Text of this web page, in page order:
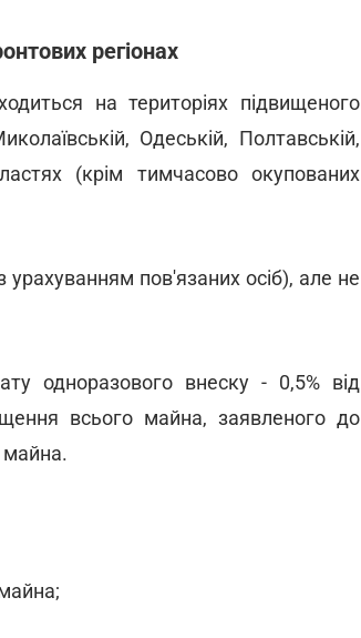
регіонах
на територіях підвищеного
Одеській, Полтавській,
(крім тимчасово окупованих
пов'язаних осіб), але не
одноразового внеску - 0,5% від
всього майна, заявленого до
майна.